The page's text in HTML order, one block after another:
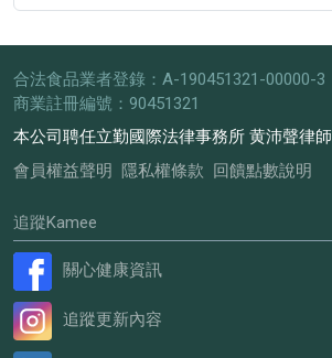
合法食品業者登錄：A-190451321-00000-3
商業註冊編號：90451321
本公司聘任立勤國際法律事務所 黄沛聲律師
會員權益聲明
隱私權條款 回饋點數說明
追蹤Kamee
關心健康資訊
追蹤更新內容